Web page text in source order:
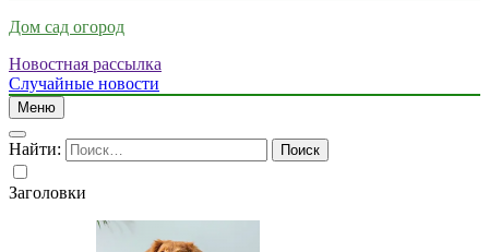
Дом сад огород
Новостная рассылка
Случайные новости
Меню
Найти:
Заголовки